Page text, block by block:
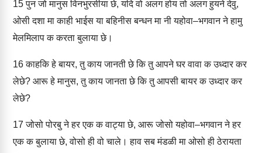
15पुन जो मानुस विनभुरसीया छे, यदि वो अलग होय तो अलग हुयने देवु,
ओसी दशा मा काही भाईस या बहिनीस बन्धन मा नी यहोवा–भगवान ने हामु
मेलमिलाप क करता बुलाया छे।
16काहकि हे बायर, तु काय जानती छे कि तु आपने घर वावा क उध्दार कर
लेछे? आरू हे मानुस, तु काय जानता छे कि तु आपसी बायर क उध्दार कर
लेछे?
17 जोसो पोरबु ने हर एक क वाट्या छे, आरू जोसो यहोवा–भगवान ने हर
एक क बुलाया छे, वोसो ही वो चाले। हाव सब मंडळी मा ओसो ही ठेरायता